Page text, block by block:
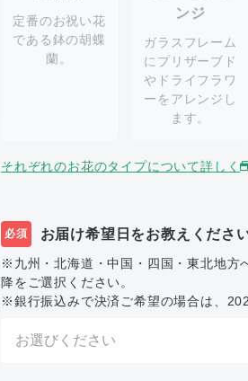
定番のお祝い花
である鉢の胡蝶
蘭。
ンジ
ガラスフレーム
にプリザーブド
やドライフラワ
ーをアレンジし
ます。
それぞれのお花のタイプについて詳しく
必須 お届け希望日をお教えください
※九州・北海道・中国・四国・東北地方
降をご選択ください。
※銀行振込みで決済ご希望の場合は、